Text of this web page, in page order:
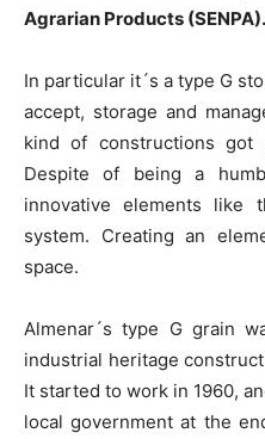
Agrarian Products (SENPA).
In particular it´s a type G
accept, storage and
kind of constructions
Despite of being a
innovative elements like
system. Creating an
space.
Almenar´s type G grain
industrial heritage
It started to work in 1960,
local government at the